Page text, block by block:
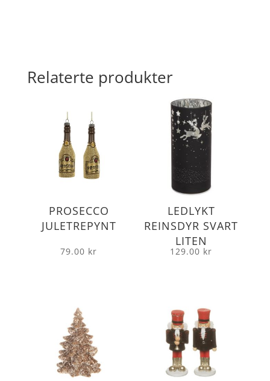
Relaterte produkter
PROSECCO
JULETREPYNT
79.00 kr
LEDLYKT
REINSDYR SVART
LITEN
129.00 kr